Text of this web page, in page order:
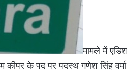
मामले में
कीपर के पद पर पदस्थ गणेश सिंह